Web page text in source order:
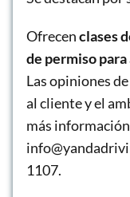
Ofrecenclases
de permiso
Las opiniones
al cliente y el
más
1107.